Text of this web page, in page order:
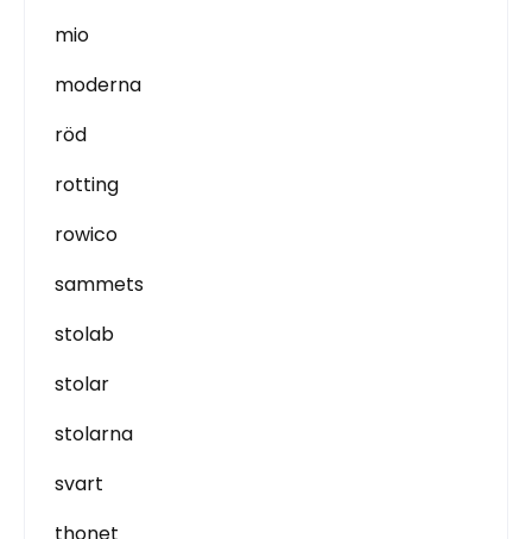
mio
moderna
röd
rotting
rowico
sammets
stolab
stolar
stolarna
svart